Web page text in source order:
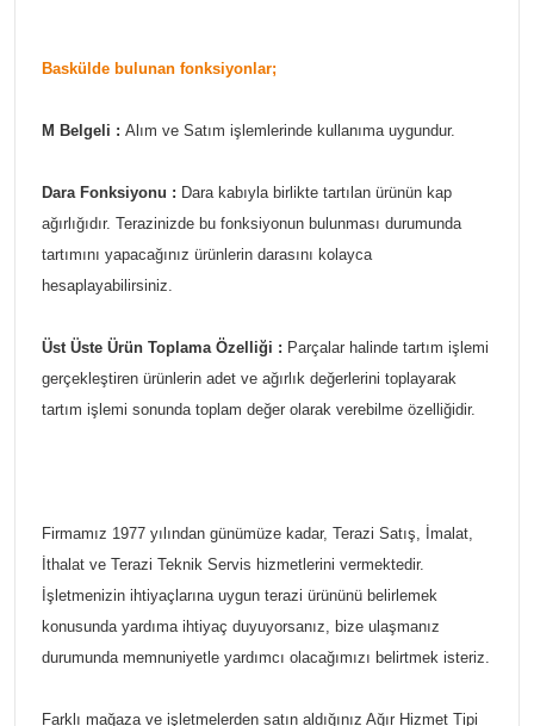
Baskülde bulunan fonksiyonlar;
M Belgeli : Alım ve Satım işlemlerinde kullanıma uygundur.
Dara Fonksiyonu : Dara kabıyla birlikte tartılan ürünün kap
ağırlığıdır. Terazinizde bu fonksiyonun bulunması durumunda
tartımını yapacağınız ürünlerin darasını kolayca
hesaplayabilirsiniz.
Üst Üste Ürün Toplama Özelliği : Parçalar halinde tartım işlemi
gerçekleştiren ürünlerin adet ve ağırlık değerlerini toplayarak
tartım işlemi sonunda toplam değer olarak verebilme özelliğidir.
Firmamız 1977 yılından günümüze kadar, Terazi Satış, İmalat,
İthalat ve Terazi Teknik Servis hizmetlerini vermektedir.
İşletmenizin ihtiyaçlarına uygun terazi ürününü belirlemek
konusunda yardıma ihtiyaç duyuyorsanız, bize ulaşmanız
durumunda memnuniyetle yardımcı olacağımızı belirtmek isteriz.
Farklı mağaza ve işletmelerden satın aldığınız Ağır Hizmet Tipi